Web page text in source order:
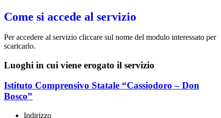
Come si accede al servizio
Per accedere al servizio cliccare sul nome del modulo interessato per
scaricarlo.
Luoghi in cui viene erogato il servizio
Istituto Comprensivo Statale “Cassiodoro – Don
Bosco”
Indirizzo